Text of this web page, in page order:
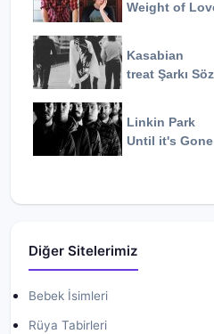
Weight of
Kasabian
treat Şarkı
Linkin Park
Until it's Gone
Diğer Sitelerimiz
Bebek İsimleri
Rüya Tabirleri